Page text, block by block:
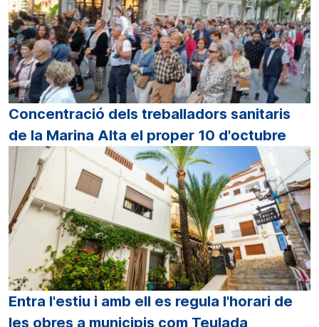
Concentració dels treballadors sanitaris
de la Marina Alta el proper 10 d'octubre
Entra l'estiu i amb ell es regula l'horari de
les obres a municipis com Teulada